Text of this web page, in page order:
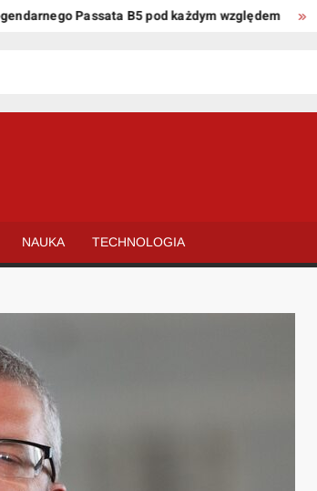
Passata B5 pod każdym względem
NAUKA TECHNOLOGIA